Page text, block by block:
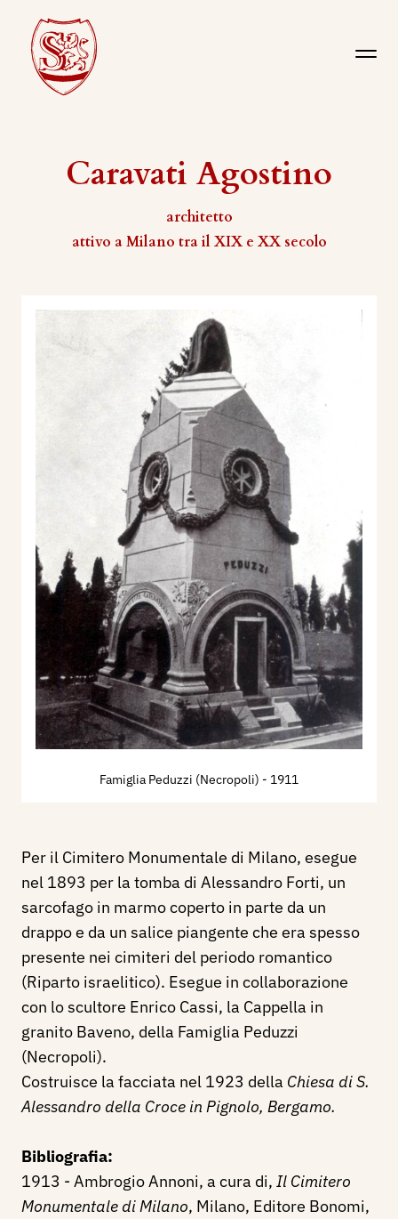
Caravati Agostino
architetto
attivo a Milano tra il XIX e XX secolo
Famiglia Peduzzi (Necropoli) - 1911
Per il Cimitero Monumentale di Milano, esegue
nel 1893 per la tomba di Alessandro Forti, un
sarcofago in marmo coperto in parte da un
drappo e da un salice piangente che era spesso
presente nei cimiteri del periodo romantico
(Riparto israelitico). Esegue in collaborazione
con lo scultore Enrico Cassi, la Cappella in
granito Baveno, della Famiglia Peduzzi
(Necropoli).
Costruisce la facciata nel 1923 della Chiesa di S.
Alessandro della Croce in Pignolo, Bergamo.
Bibliografia:
1913 - Ambrogio Annoni, a cura di, Il Cimitero
Monumentale di Milano, Milano, Editore Bonomi,